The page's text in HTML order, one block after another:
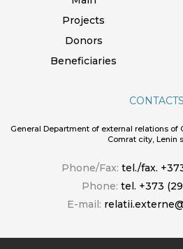
Projects
Donors
Beneficiaries
CONTACTS
General Department of external relations
Comrat city, Lenin
Phone/Fax: tel./fax.
Phone: tel. +373
E-mail: